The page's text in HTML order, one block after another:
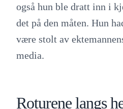
også hun ble dratt inn i
det på den måten. Hun
være stolt av
media.
Roturene langs